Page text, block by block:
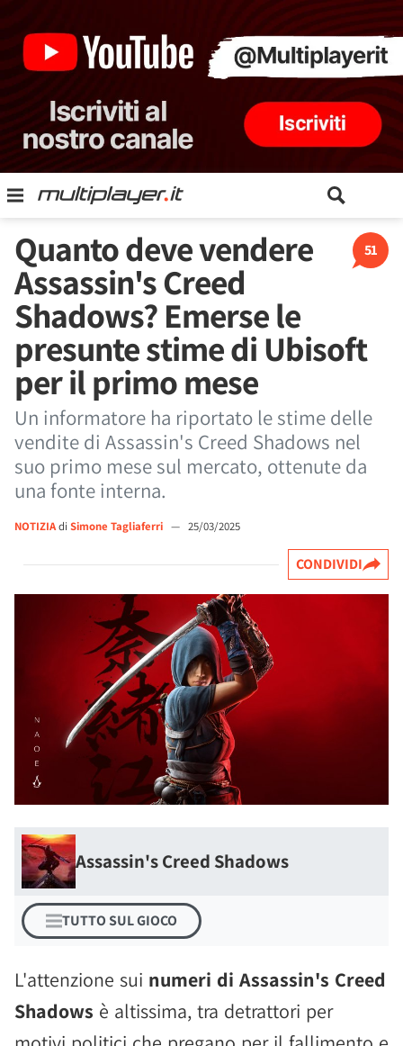
51
Quanto deve vendere
Assassin's Creed
Shadows? Emerse le
presunte stime di Ubisoft
per il primo mese
Un informatore ha riportato le stime delle
vendite di Assassin's Creed Shadows nel
suo primo mese sul mercato, ottenute da
una fonte interna.
NOTIZIAdi Simone Tagliaferri — 25/03/2025
CONDIVIDI
Assassin's Creed Shadows
TUTTO SUL GIOCO
L'attenzione sui numeri di Assassin's Creed
Shadows è altissima, tra detrattori per